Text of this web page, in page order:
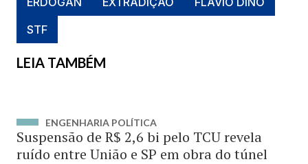
STF
LEIA TAMBÉM
ENGENHARIA POLÍTICA
Suspensão de R$ 2,6 bi pelo TCU revela
ruído entre União e SP em obra do túnel